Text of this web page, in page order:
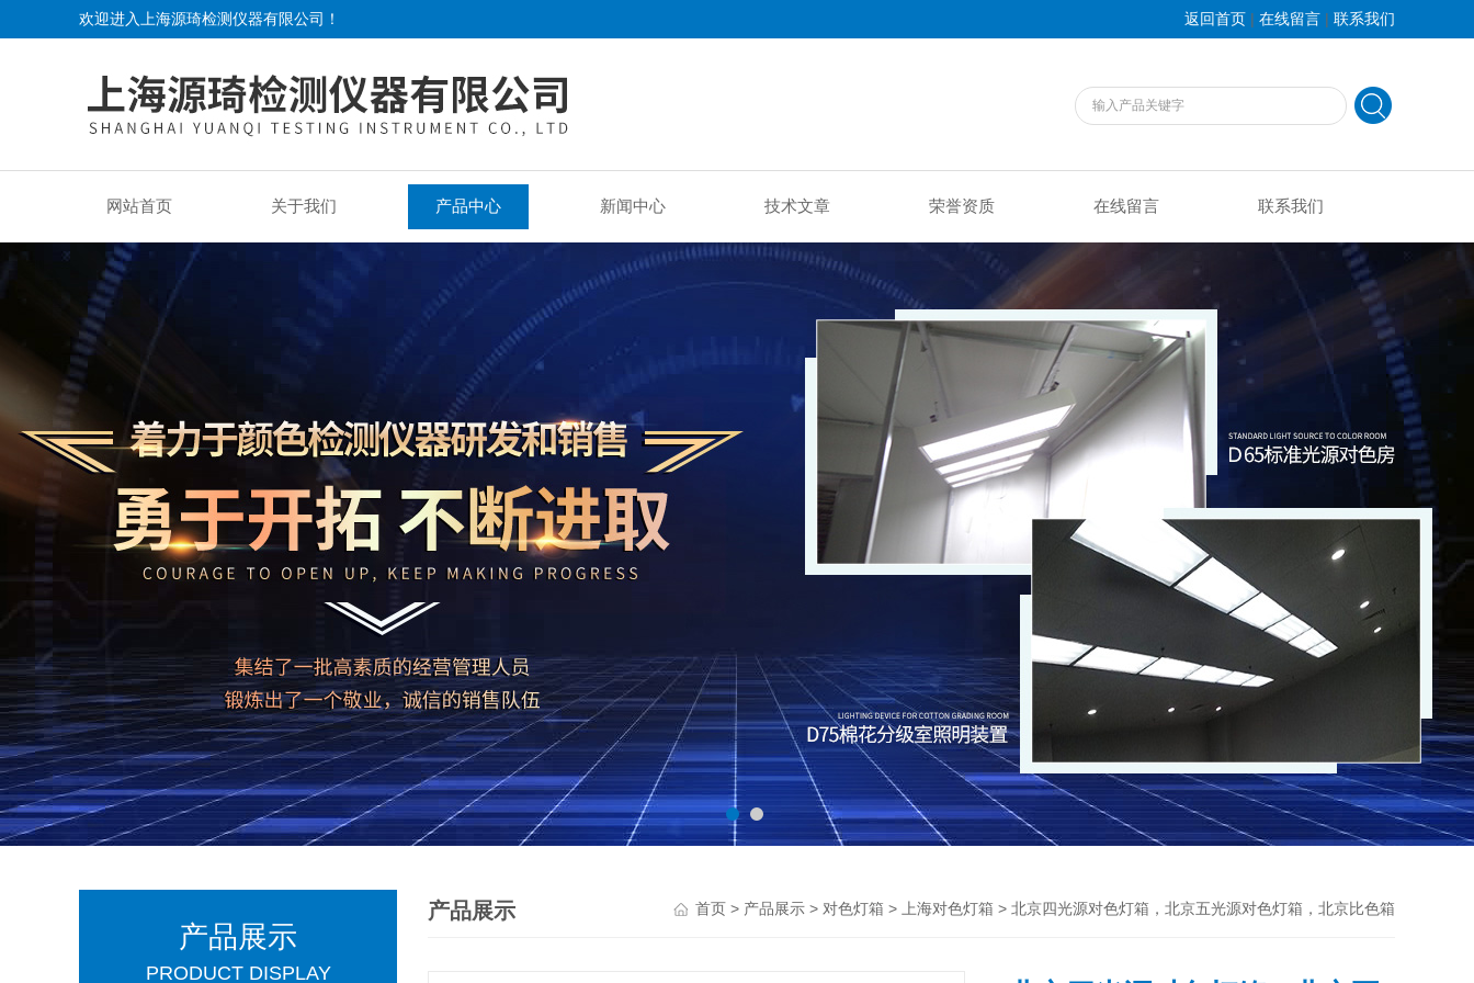
欢迎进入上海源琦检测仪器有限公司！ 返回首页 | 在线留言 | 联系我们
网站首页 关于我们 产品中心 新闻中心 技术文章 荣誉资质 在线留言 联系我们
产品展示
PRODUCT DISPLAY
产品展示 首页 > 产品展示 > 对色灯箱 > 上海对色灯箱 > 北京四光源对色灯箱，北京五光源对色灯箱，北京比色箱